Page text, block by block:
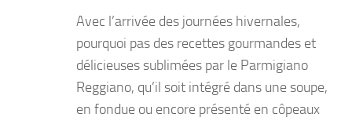
Avec l’arrivée des journées hivernales,
pourquoi pas des recettes gourmandes et
délicieuses sublimées par le Parmigiano
Reggiano, qu’il soit intégré dans une soupe,
en fondue ou encore présenté en côpeaux